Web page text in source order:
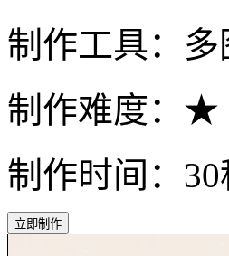
制作工具：多
制作难度：★
制作时间：30
立即制作